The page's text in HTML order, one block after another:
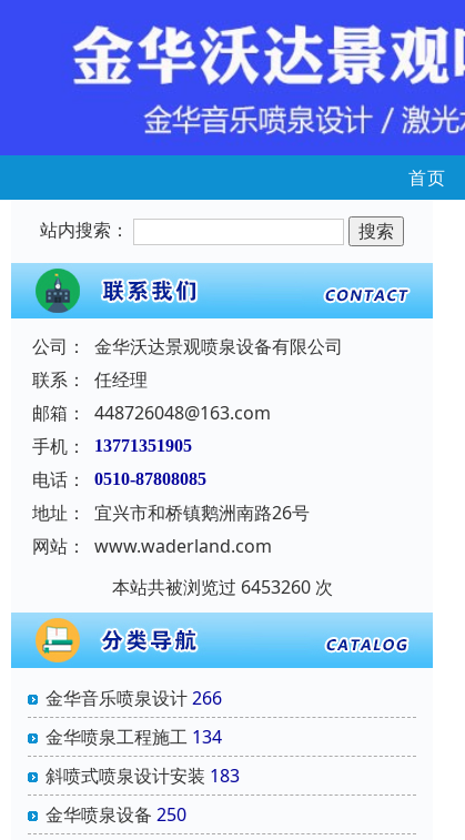
首页
站内搜索：
公司：
金华沃达景观喷泉设备有限公司
联系：
任经理
邮箱：
448726048@163.com
手机：
13771351905
电话： 0510-87808085
地址：
宜兴市和桥镇鹅洲南路26号
网站：
www.waderland.com
本站共被浏览过 6453260 次
金华音乐喷泉设计266
金华喷泉工程施工 134
斜喷式喷泉设计安装 183
金华喷泉设备 250